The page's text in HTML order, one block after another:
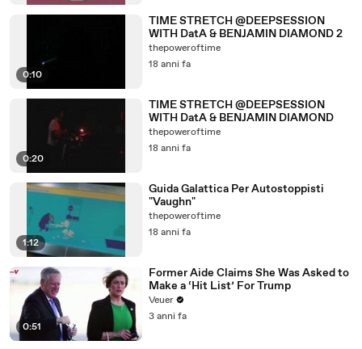
0:10
TIME STRETCH @DEEPSESSION
WITH DatA & BENJAMIN DIAMOND 2
thepoweroftime
18 anni fa
0:20
TIME STRETCH @DEEPSESSION
WITH DatA & BENJAMIN DIAMOND
thepoweroftime
18 anni fa
1:12
Guida Galattica Per Autostoppisti
"Vaughn"
thepoweroftime
18 anni fa
0:51
Former Aide Claims She Was Asked to
Make a ‘Hit List’ For Trump
Veuer
3 anni fa